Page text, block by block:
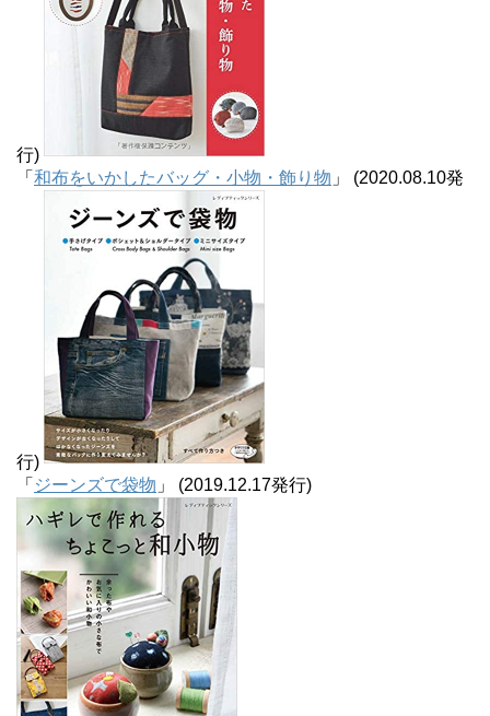
行)
「 和布をいかしたバッグ・小物・飾り物 」 (2020.08.10発
行)
「 ジーンズで袋物 」 (2019.12.17発行)